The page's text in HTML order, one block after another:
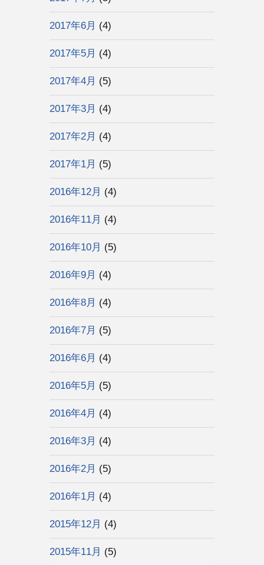
2017年6月 (4)
2017年5月 (4)
2017年4月 (5)
2017年3月 (4)
2017年2月 (4)
2017年1月 (5)
2016年12月 (4)
2016年11月 (4)
2016年10月 (5)
2016年9月 (4)
2016年8月 (4)
2016年7月 (5)
2016年6月 (4)
2016年5月 (5)
2016年4月 (4)
2016年3月 (4)
2016年2月 (5)
2016年1月 (4)
2015年12月 (4)
2015年11月 (5)